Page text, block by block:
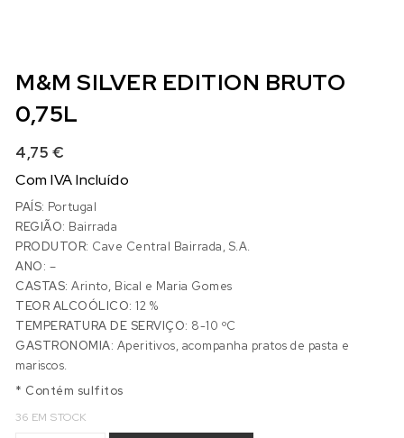
M&M SILVER EDITION BRUTO
0,75L
4,75 €
Com IVA Incluído
PAÍS: Portugal
REGIÃO: Bairrada
PRODUTOR: Cave Central Bairrada, S.A.
ANO: –
CASTAS: Arinto, Bical e Maria Gomes
TEOR ALCOÓLICO:12 %
TEMPERATURA DE SERVIÇO: 8-10 ºC
GASTRONOMIA: Aperitivos, acompanha pratos de pasta e
mariscos.
* Contém sulfitos
36 EM STOCK